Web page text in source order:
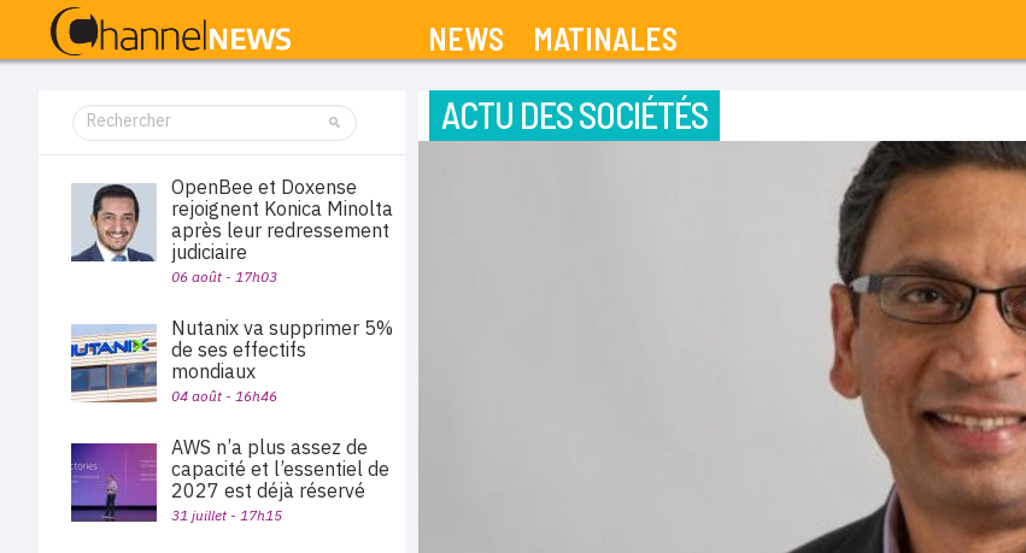
NEWS MATINALES
ACTU DES SOCIÉTÉS
OpenBee et Doxense
rejoignent Konica Minolta
après leur redressement
judiciaire
06 août - 17h03
Nutanix va supprimer 5%
de ses effectifs
mondiaux
04 août - 16h46
AWS n’a plus assez de
capacité et l’essentiel de
2027 est déjà réservé
31 juillet - 17h15